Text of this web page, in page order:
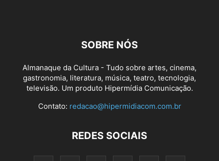
SOBRE NÓS
Almanaque da Cultura - Tudo sobre artes, cinema,
gastronomia, literatura, música, teatro, tecnologia,
televisão. Um produto Hipermídia Comunicação.
Contato: redacao@hipermidiacom.com.br
REDES SOCIAIS